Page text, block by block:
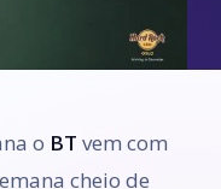
o BT vem com
cheio de